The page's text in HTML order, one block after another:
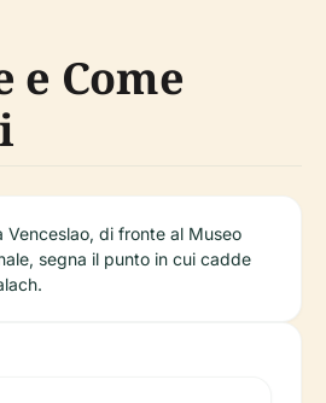
e Come
Venceslao, di fronte al Museo
segna il punto in cui cadde